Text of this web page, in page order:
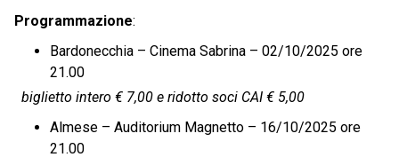
Programmazione:
Bardonecchia – Cinema Sabrina – 02/10/2025 ore
21.00
biglietto intero € 7,00 e ridotto soci CAI € 5,00
Almese – Auditorium Magnetto – 16/10/2025 ore
21.00